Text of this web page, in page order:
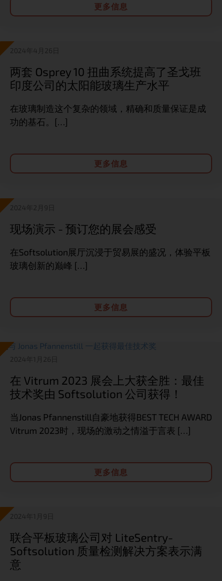
更多信息
2024年4月26日
两套 Osprey 10 扭曲系统提高了圣戈班
印度公司的太阳能玻璃生产水平
在玻璃制造这个复杂的领域，精确和质量保证是成
功的基石。[…]
更多信息
2024年2月9日
现场演示 - 预订您的展会感受
在Softsolution展厅沉浸于贸易展的盛况，体验平板
玻璃创新的巅峰 […]
更多信息
2024年1月26日
在 Vitrum 2023 展会上大获全胜：最佳
技术奖由 Softsolution 公司获得！
当Jonas Pfannenstill自豪地获得BEST TECH AWARD
Vitrum 2023时，现场的激动之情溢于言表 […]
更多信息
2024年1月9日
联合平板玻璃公司对 LiteSentry-
Softsolution 质量检测解决方案表示满
意